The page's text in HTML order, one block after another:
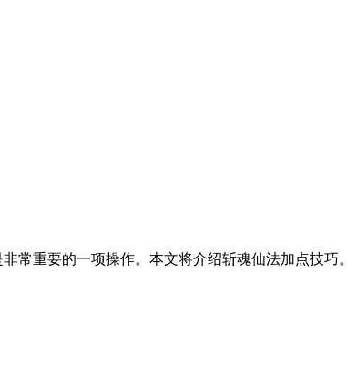
常重要的一项操作。本文将介绍斩魂仙法加点技巧。